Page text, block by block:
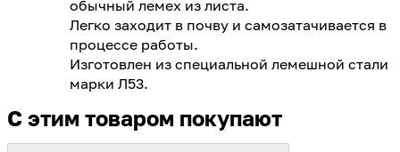
обычный лемех из листа.
Легко заходит в почву и самозатачивается в
процессе работы.
Изготовлен из специальной лемешной стали
марки Л53.
С этим товаром покупают